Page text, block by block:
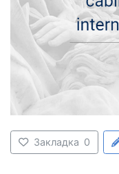
Закладка 0